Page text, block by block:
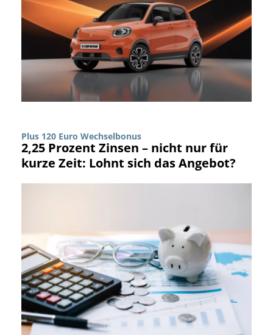
Plus 120 Euro Wechselbonus
2,25 Prozent Zinsen – nicht nur für
kurze Zeit: Lohnt sich das Angebot?